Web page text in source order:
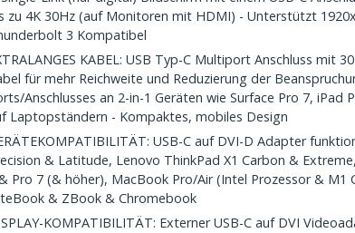
zu 4K 30Hz (auf Monitoren mit HDMI) - Unterstützt
3 Kompatibel
KABEL: USB Typ-C Multiport Anschluss mit
für mehr Reichweite und Reduzierung der
Anschlusses an 2-in-1 Geräten wie Surface Pro 7, iPad
Laptopständern - Kompaktes, mobiles Design
USB-C auf DVI-D Adapter
& Latitude, Lenovo ThinkPad X1 Carbon &
Pro 7 (& höher), MacBook Pro/Air (Intel Prozessor & M1
& ZBook & Chromebook
KOMPATIBILITÄT: Externer USB-C auf DVI